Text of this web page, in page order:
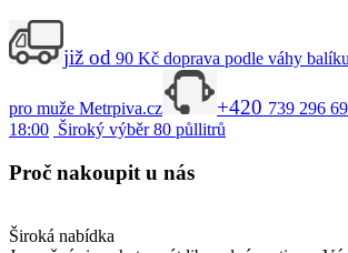
již od 90 Kč doprava podle váhy balíku
pro muže Metrpiva.cz +420 739 296
18:00 Široký výběr80 půllitrů
Proč nakoupit u nás
Široká nabídka